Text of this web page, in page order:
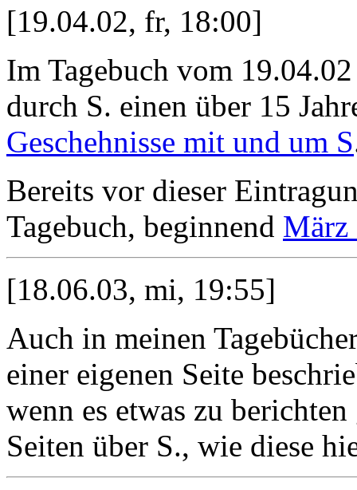
[19.04.02, fr, 18:00]
Im Tagebuch vom
durch S. einen über 15
Geschehnisse mit und um S
Bereits vor dieser
Tagebuch, beginnend März
[18.06.03, mi, 19:55]
Auch in meinen
einer eigenen Seite
wenn es etwas zu
Seiten über S., wie diese